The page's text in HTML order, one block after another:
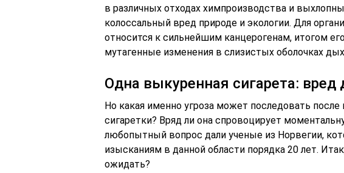
в различных отходах химпроизводства и
колоссальный вред природе и экологии. Для
относится к сильнейшим канцерогенам, итогом
мутагенные изменения в слизистых оболочках
Одна выкуренная сигарета: вред
Но какая именно угроза может последовать после
сигаретки? Вряд ли она спровоцирует
любопытный вопрос дали ученые из Норвегии,
изысканиям в данной области порядка 20 лет.
ожидать?